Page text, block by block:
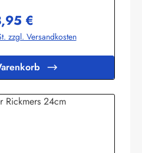
Preis:
€
zzgl. Versandkosten